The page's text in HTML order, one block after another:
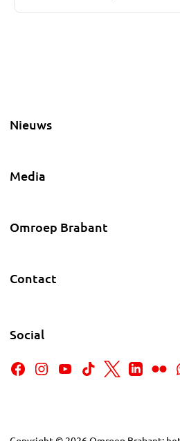
Nieuws
Media
Omroep Brabant
Contact
Social